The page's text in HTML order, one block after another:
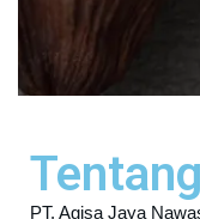
PT. Agisa Jaya